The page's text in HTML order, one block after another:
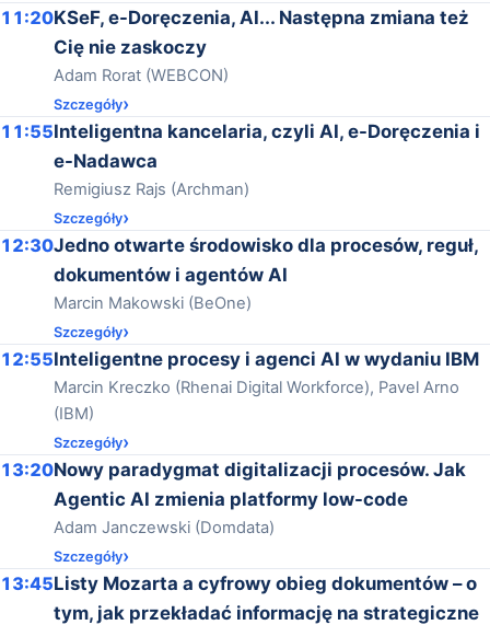
11:20KSeF, e-Doręczenia, AI... Następna zmiana też
Cię nie zaskoczy
Adam Rorat (WEBCON)
Szczegóły
11:55Inteligentna kancelaria, czyli AI, e-Doręczenia i
e-Nadawca
Remigiusz Rajs (Archman)
Szczegóły
12:30Jedno otwarte środowisko dla procesów, reguł,
dokumentów i agentów AI
Marcin Makowski (BeOne)
Szczegóły
12:55Inteligentne procesy i agenci AI w wydaniu IBM
Marcin Kreczko (Rhenai Digital Workforce), Pavel Arno
(IBM)
Szczegóły
13:20Nowy paradygmat digitalizacji procesów. Jak
Agentic AI zmienia platformy low-code
Adam Janczewski (Domdata)
Szczegóły
13:45Listy Mozarta a cyfrowy obieg dokumentów – o
tym, jak przekładać informację na strategiczne